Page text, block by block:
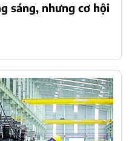
sáng, nhưng cơ hội